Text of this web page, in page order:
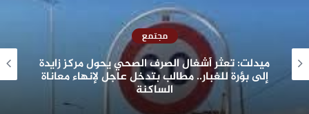
مجتمع
ميدلت: تعثر أشغال الصرف الصحي يحول مركز زايدة
إلى بؤرة للغبار.. مطالب بتدخل عاجل لإنهاء معاناة
الساكنة